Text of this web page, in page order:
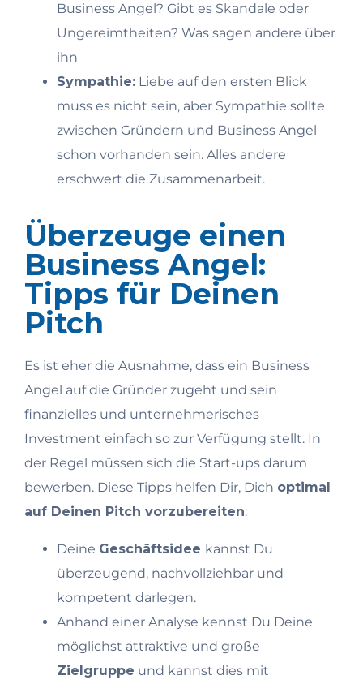
Business Angel? Gibt es Skandale oder
Ungereimtheiten? Was sagen andere über
ihn
Sympathie: Liebe auf den ersten Blick
muss es nicht sein, aber Sympathie sollte
zwischen Gründern und Business Angel
schon vorhanden sein. Alles andere
erschwert die Zusammenarbeit.
Überzeuge einen
Business Angel:
Tipps für Deinen
Pitch
Es ist eher die Ausnahme, dass ein Business
Angel auf die Gründer zugeht und sein
finanzielles und unternehmerisches
Investment einfach so zur Verfügung stellt. In
der Regel müssen sich die Start-ups darum
bewerben. Diese Tipps helfen Dir, Dich optimal
auf Deinen Pitch vorzubereiten:
Deine Geschäftsidee kannst Du
überzeugend, nachvollziehbar und
kompetent darlegen.
Anhand einer Analyse kennst Du Deine
möglichst attraktive und große
Zielgruppe und kannst dies mit